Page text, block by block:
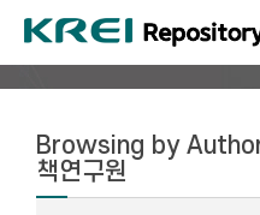
Browsing by
책연구원